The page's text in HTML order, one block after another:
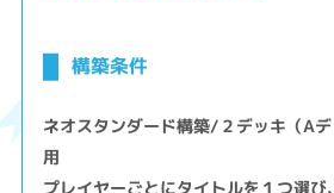
構築条件
ネオスタンダード構築/２デッキ（A
用